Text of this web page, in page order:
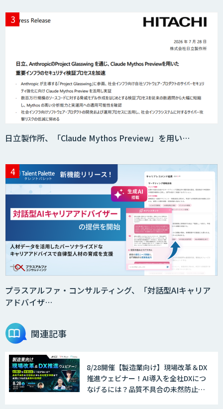
日立製作所、「Claude Mythos Preview」を用い…
プラスアルファ・コンサルティング、「対話型AIキャリア
アドバイザ…
関連記事
8/28開催【製造業向け】現場改革＆DX
推進ウェビナー！AI導入を全社DXにつ
なげるには？品質不具合の未然防止か